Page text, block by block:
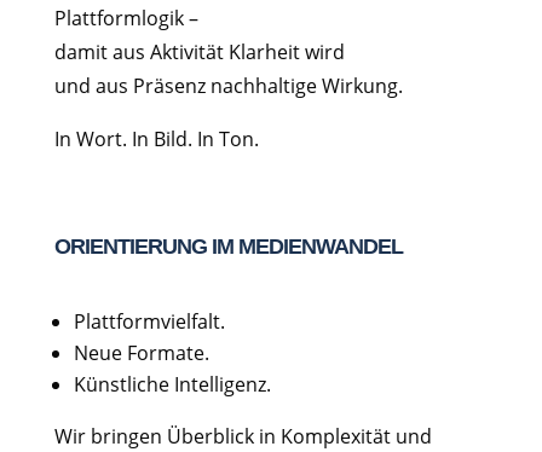
Plattformlogik –
damit aus Aktivität Klarheit wird
und aus Präsenz nachhaltige Wirkung.
In Wort. In Bild. In Ton.
ORIENTIERUNG IM MEDIENWANDEL
Plattformvielfalt.
Neue Formate.
Künstliche Intelligenz.
Wir bringen Überblick in Komplexität und